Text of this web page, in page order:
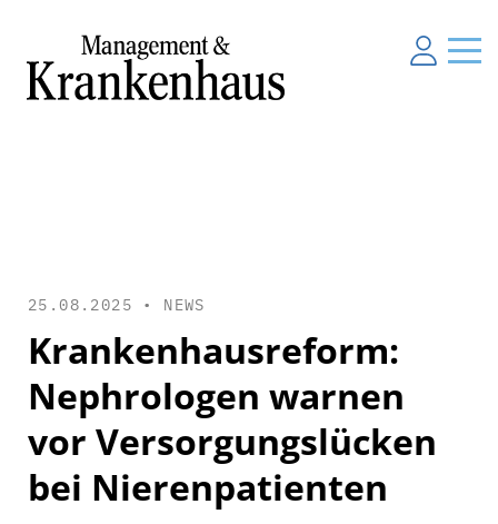
25.08.2025 • NEWS
Krankenhausreform:
Nephrologen warnen
vor Versorgungslücken
bei Nierenpatienten